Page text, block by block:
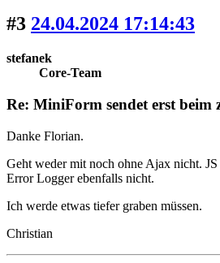
#3 24.04.2024 17:14:43
stefanek
Core-Team
Re: MiniForm sendet erst beim
Danke Florian.
Geht weder mit noch ohne Ajax nicht.
Error Logger ebenfalls nicht.
Ich werde etwas tiefer graben müssen.
Christian